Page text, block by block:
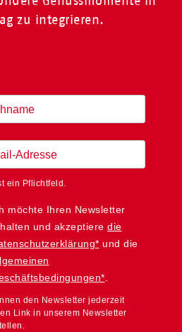
zu integrieren.
ein Pflichtfeld.
möchte Ihren Newsletter
und akzeptiere die
und die
.
den Newsletter jederzeit
Link in unserem Newsletter